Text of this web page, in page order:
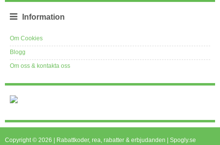
Information
Om Cookies
Blogg
Om oss & kontakta oss
Copyright © 2026 | Rabattkoder, rea, rabatter & erbjudanden | Spogly.se